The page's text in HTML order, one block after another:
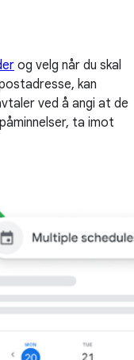
og velg når du skal
kan
ved å angi at de
ta imot